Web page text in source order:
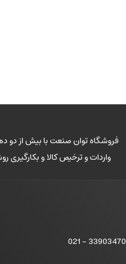
فروشگاه توان صنعت با بیش از دو
واردات و ترخیص کالا و
021 - 33903470